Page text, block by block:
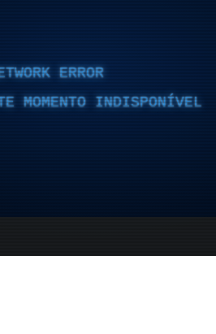
ERROR
MOMENTO INDISPONÍVEL